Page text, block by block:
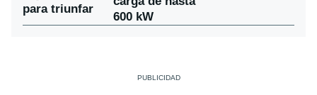
para triunfar
600 kW